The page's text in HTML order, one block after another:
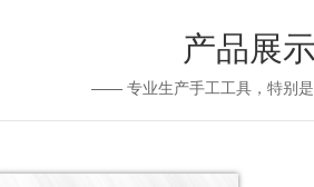
产品展示
—— 专业生产手工工具，特别